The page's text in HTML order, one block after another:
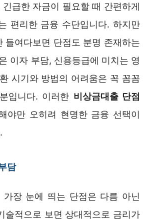
급한 자금이 필요할 때 간편하게
편리한 금융 수단입니다. 하지만
들여다보면 단점도 분명 존재하는
이자 부담, 신용등급에 미치는 영
시기와 방법의 어려움은 꼭 꼼꼼
입니다. 이러한 비상금대출 단점
야만 오히려 현명한 금융 선택이
담
가장 눈에 띄는 단점은 다름 아닌
술적으로 보면 상대적으로 금리가